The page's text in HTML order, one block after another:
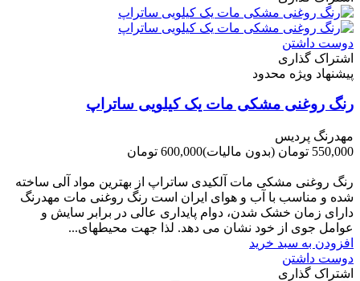
دوست داشتن
اشتراک گذاری
پیشنهاد ویژه محدود
رنگ روغنی مشکی مات یک کیلویی ساتراپ
مهدرنگ پردیس
550,000 تومان
(بدون مالیات)600,000 تومان
رنگ روغنی مشکی مات آلکیدی ساتراپ از بهترین مواد آلی ساخته
شده و مناسب با آب و هوای ایران است رنگ روغنی مات مهدرنگ
دارای زﻣﺎن ﺧﺸﮏ ﺷﺪن، دوام ﭘﺎﯾﺪاری عالی در ﺑﺮاﺑﺮ ﺳﺎﯾﺶ و
ﻋﻮاﻣﻞ ﺟﻮی از ﺧﻮد ﻧﺸﺎن ﻣﯽ دﻫﺪ. ﻟﺬا ﺟﻬﺖ ﻣﺤﯿﻄ‌‌ﻬﺎی...
افزودن به سبد خرید
دوست داشتن
اشتراک گذاری